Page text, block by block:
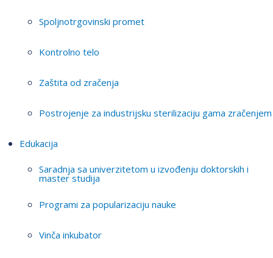
Spoljnotrgovinski promet
Kontrolno telo
Zaštita od zračenja
Postrojenje za industrijsku sterilizaciju gama zračenjem
Edukacija
Saradnja sa univerzitetom u izvođenju doktorskih i
master studija
Programi za popularizaciju nauke
Vinča inkubator